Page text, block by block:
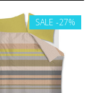
SALE -27%